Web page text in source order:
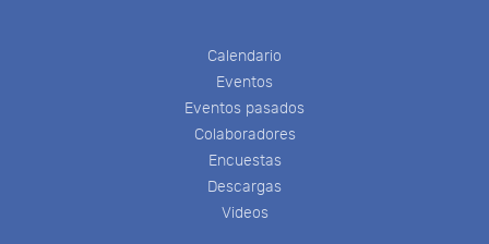
Calendario
Eventos
Eventos pasados
Colaboradores
Encuestas
Descargas
Videos